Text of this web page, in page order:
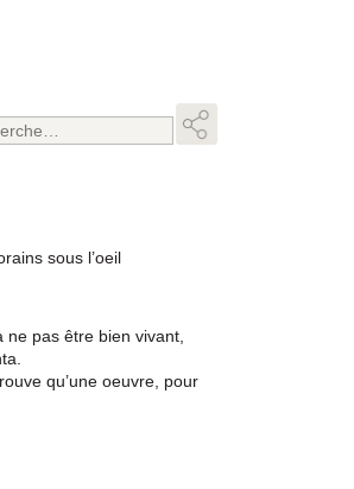
:
sous l’oeil
pas être bien vivant,
qu’une oeuvre, pour